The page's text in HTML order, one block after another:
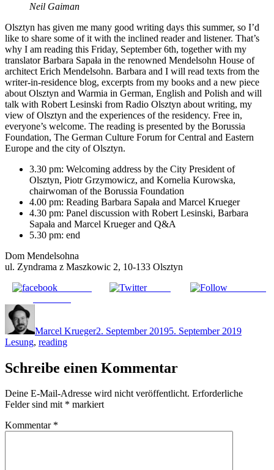
Neil Gaiman
Olsztyn has given me many good writing days this summer, so I’d
like to share some of it with the inclined reader and listener. That’s
why I am reading this Friday, September 6th, together with my
translator Barbara Sapała in the renowned Mendelsohn House of
architect Erich Mendelsohn. Barbara and I will read texts from the
writer-in-residence blog, excerpts from my books and a new piece
about Olsztyn and Warmia in German, English and Polish and will
talk with Robert Lesinski from Radio Olsztyn about writing, my
view of Olsztyn and the experiences of the residency. Free in,
everyone’s welcome. The reading is presented by the Borussia
Foundation, The German Culture Forum for Central and Eastern
Europe and the city of Olsztyn.
3.30 pm: Welcoming address by the City President of
Olsztyn, Piotr Grzymowicz, and Kornelia Kurowska,
chairwoman of the Borussia Foundation
4.00 pm: Reading Barbara Sapała and Marcel Krueger
4.30 pm: Panel discussion with Robert Lesinski, Barbara
Sapała and Marcel Krueger and Q&A
5.30 pm: end
Dom Mendelsohna
ul. Zyndrama z Maszkowic 2, 10-133 Olsztyn
Tweet
Marcel Krueger2. September 20195. September 2019
Lesung, reading
Schreibe einen Kommentar
Deine E-Mail-Adresse wird nicht veröffentlicht. Erforderliche
Felder sind mit * markiert
Kommentar *